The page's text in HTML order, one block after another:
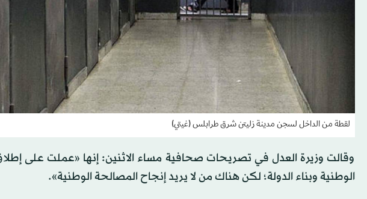
لقطة من الداخل لسجن مدينة زليتن شرق طرابلس (غيتي)
وقالت وزيرة العدل في تصريحات صحافية مساء الاثنين: إنها «عملت على
الوطنية وبناء الدولة؛ لكن هناك من لا يريد إنجاح المصالحة الوطنية».